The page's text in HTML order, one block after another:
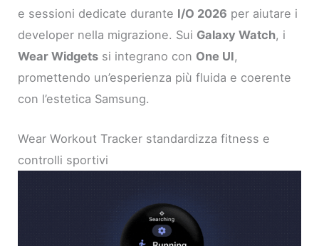
e sessioni dedicate durante I/O 2026 per aiutare i
developer nella migrazione. Sui Galaxy Watch, i
Wear Widgets si integrano con One UI,
promettendo un’esperienza più fluida e coerente
con l’estetica Samsung.
Wear Workout Tracker standardizza fitness e
controlli sportivi